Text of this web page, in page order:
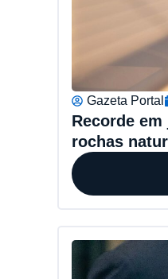
Gazeta Portal
Recorde
rochas